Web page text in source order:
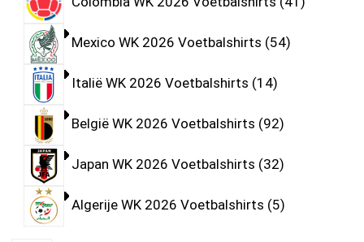
Mexico WK 2026 Voetbalshirts 54
Italië WK 2026 Voetbalshirts 14
België WK 2026 Voetbalshirts 92
Japan WK 2026 Voetbalshirts 32
Algerije WK 2026 Voetbalshirts 5